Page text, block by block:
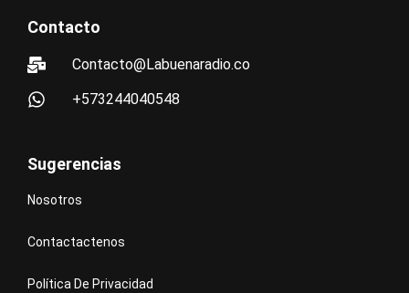
Contacto
Contacto@Labuenaradio.co
+573244040548
Sugerencias
Nosotros
Contactactenos
Política De Privacidad